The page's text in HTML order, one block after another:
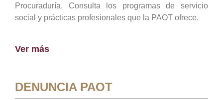
Procuraduría, Consulta los programas de servicio
social y prácticas profesionales que la PAOT ofrece.
Ver más
DENUNCIA PAOT